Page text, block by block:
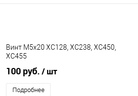
Винт M5х20 XC128, XC238, XC450,
XC455
100 руб. / шт
Подробнее